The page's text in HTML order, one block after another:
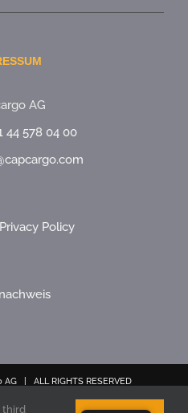
AG
44 578 04 00
Policy
AG | ALL RIGHTS RESERVED
third